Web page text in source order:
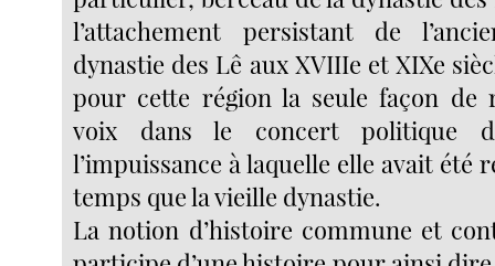
l’attachement persistant de
dynastie des Lê aux XVIIIe et XIXe
pour cette région la seule façon de
voix dans le concert politique
l’impuissance à laquelle elle avait été
temps que la vieille dynastie.
La notion d’histoire commune et